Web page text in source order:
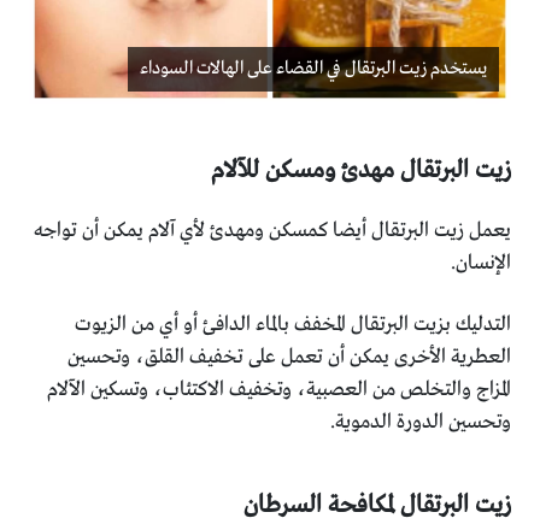
يستخدم زيت البرتقال في القضاء على الهالات السوداء
زيت البرتقال مهدئ ومسكن للآلام
يعمل زيت البرتقال أيضا كمسكن ومهدئ لأي آلام يمكن أن تواجه
‏الإنسان.‏
التدليك بزيت البرتقال المخفف بالماء الدافئ أو أي من الزيوت
‏العطرية الأخرى يمكن أن تعمل على تخفيف القلق، وتحسين
‏المزاج والتخلص من العصبية، وتخفيف الاكتئاب، وتسكين الآلام
‏وتحسين الدورة الدموية.‏
زيت البرتقال لمكافحة السرطان